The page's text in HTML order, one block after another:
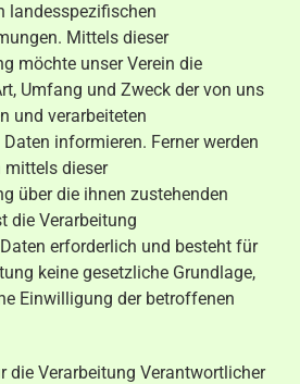
landesspezifischen
Mittels dieser
möchte unser Verein die
Umfang und Zweck der von uns
und verarbeiteten
informieren. Ferner werden
mittels dieser
über die ihnen zustehenden
die Verarbeitung
erforderlich und besteht für
keine gesetzliche Grundlage,
Einwilligung der betroffenen
die Verarbeitung Verantwortlicher